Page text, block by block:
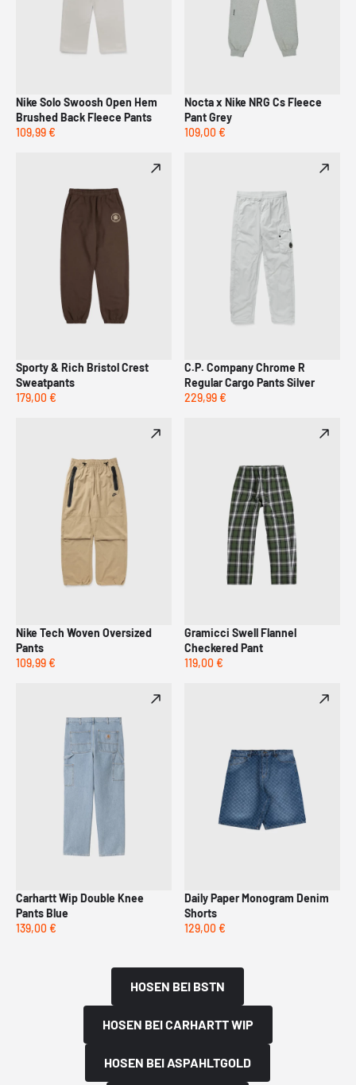
Nike Solo Swoosh Open Hem
Brushed Back Fleece Pants
109,99 €
Nocta x Nike NRG Cs Fleece
Pant Grey
109,00 €
Sporty & Rich Bristol Crest
Sweatpants
179,00 €
C.P. Company Chrome R
Regular Cargo Pants Silver
229,99 €
Nike Tech Woven Oversized
Pants
109,99 €
Gramicci Swell Flannel
Checkered Pant
119,00 €
Carhartt Wip Double Knee
Pants Blue
139,00 €
Daily Paper Monogram Denim
Shorts
129,00 €
HOSEN BEI BSTN
HOSEN BEI CARHARTT WIP
HOSEN BEI ASPAHLTGOLD